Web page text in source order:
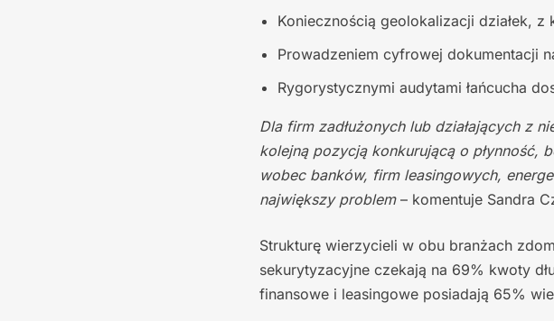
Koniecznością geolokalizacji działek,
Prowadzeniem cyfrowej dokumentacji
Rygorystycznymi audytami łańcucha
Dla firm zadłużonych lub działających z
kolejną pozycją konkurującą o płynność,
wobec banków, firm leasingowych,
największy problem– komentuje Sandra
Strukturę wierzycieli w obu branżach
sekurytyzacyjne czekają na 69% kwoty
finansowe i leasingowe posiadają 65%